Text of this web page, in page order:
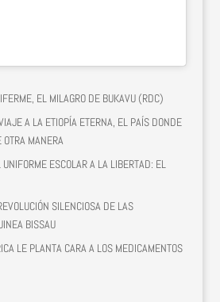
EL MILAGRO DE BUKAVU (RDC)
A LA ETIOPÍA ETERNA, EL PAÍS DONDE
MANERA
ESCOLAR A LA LIBERTAD: EL
SILENCIOSA DE LAS
BISSAU
LE PLANTA CARA A LOS MEDICAMENTOS